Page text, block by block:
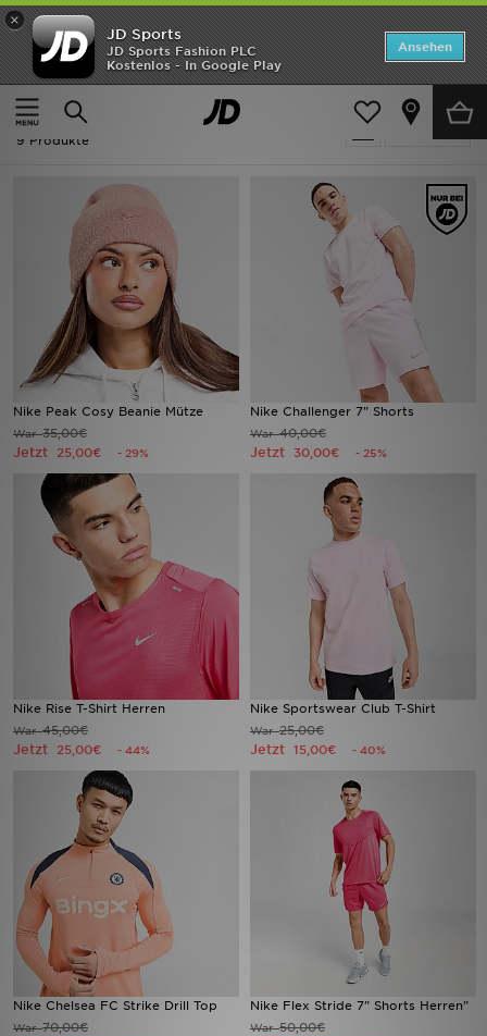
×
JD Sports
JD Sports Fashion PLC
Kostenlos - In Google Play
Ansehen
Startseite
Herren
verfeinern
Ausverkauf | Herren - Rosa Nike
9 Produkte
Nike Peak Cosy Beanie Mütze
War35,00€
Jetzt 25,00€ - 29%
Nike Challenger 7" Shorts
War40,00€
Jetzt 30,00€ - 25%
Nike Rise T-Shirt Herren
War45,00€
Jetzt 25,00€ - 44%
Nike Sportswear Club T-Shirt
War25,00€
Jetzt 15,00€ - 40%
Nike Chelsea FC Strike Drill Top
War70,00€
Nike Flex Stride 7" Shorts Herren"
War50,00€
Startseite
ANGEBOTE
Marken
Neuheiten
Damen
Kinder
Bestsellers
JD Exklusives
Fußball
Sport
Lade Die APP
Geschenkkarte
Filialfinder
Mein JD
Meine Nachrichten
Bestellverfolgung
Hilfe & Kontakt
Trending Styles